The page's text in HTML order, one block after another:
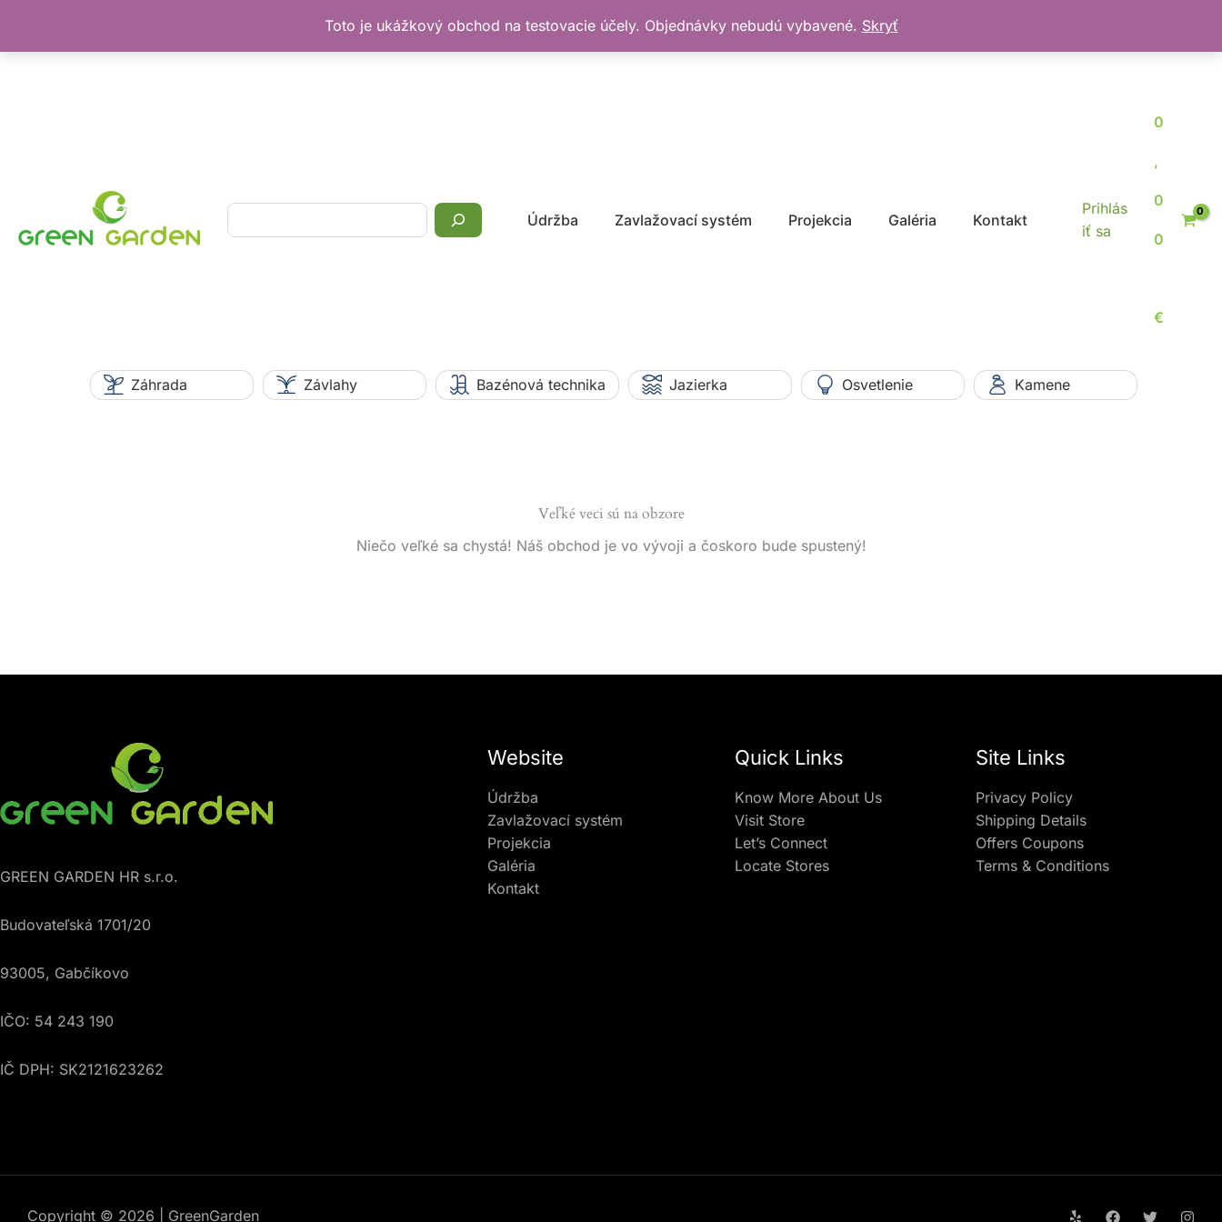
Toto je ukážkový obchod na testovacie účely. Objednávky nebudú vybavené. Skryť
Údržba Zavlažovací systém Projekcia Galéria Kontakt
Prihlás
iť sa
0
,
0
0
€
Záhrada Závlahy Bazénová technika Jazierka Osvetlenie Kamene
Veľké veci sú na obzore
Niečo veľké sa chystá! Náš obchod je vo vývoji a čoskoro bude spustený!
GREEN GARDEN HR s.r.o.
Budovateľská 1701/20
93005, Gabčíkovo
IČO: 54 243 190
IČ DPH: SK2121623262
Website
Údržba
Zavlažovací systém
Projekcia
Galéria
Kontakt
Quick Links
Know More About Us
Visit Store
Let’s Connect
Locate Stores
Site Links
Privacy Policy
Shipping Details
Offers Coupons
Terms & Conditions
Copyright © 2026 | GreenGarden